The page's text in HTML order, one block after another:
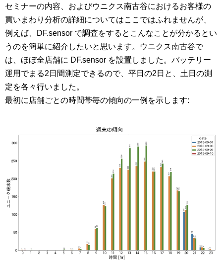
セミナーの内容、およびウニクス南古谷におけるお客様の
買いまわり分析の詳細についてはここではふれませんが、
例えば、DF.sensor で調査をするとこんなことが分かるとい
うのを簡単に紹介したいと思います。ウニクス南古谷で
は、ほぼ全店舗に DF.sensor を設置しました。バッテリー
運用でまる2日間測定できるので、平日の2日と、土日の測
定を各々行いました。
最初に店舗ごとの時間帯毎の傾向の一例を示します: